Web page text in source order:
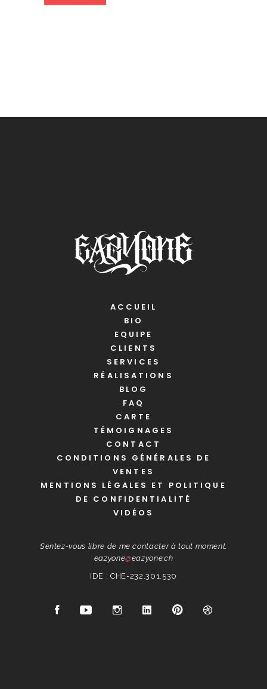
ACCUEIL
BIO
EQUIPE
CLIENTS
SERVICES
RÉALISATIONS
BLOG
FAQ
CARTE
TÉMOIGNAGES
CONTACT
CONDITIONS GÉNÉRALES DE
VENTES
MENTIONS LÉGALES ET POLITIQUE
DE CONFIDENTIALITÉ
VIDÉOS
Sentez-vous libre de me contacter à tout moment.
eazyone@eazyone.ch
IDE : CHE-232.301.530